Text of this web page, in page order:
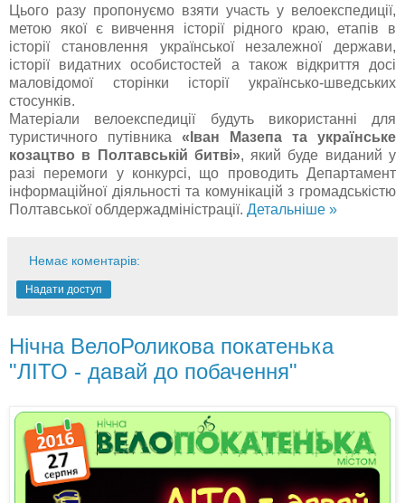
Цього разу пропонуємо взяти участь у велоекспедиції,
метою якої є вивчення історії рідного краю, етапів в
історії становлення української незалежної держави,
історії видатних особистостей а також відкриття досі
маловідомої сторінки історії українсько-шведських
стосунків.
Матеріали велоекспедиції будуть використанні для
туристичного путівника «Іван Мазепа та українське
козацтво в Полтавській битві», який буде виданий у
разі перемоги у конкурсі, що проводить Департамент
інформаційної діяльності та комунікацій з громадськістю
Полтавської облдержадміністрації. Детальніше »
Немає коментарів:
Надати доступ
Нічна ВелоРоликова покатенька
"ЛІТО - давай до побачення"